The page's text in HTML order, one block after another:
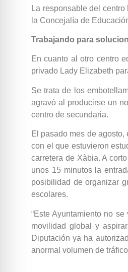
La responsable del
la Concejalía de
Trabajando para
En cuanto al otro centro
privado Lady Elizabeth
Se trata de los
agravó al producirse un
centro de secundaria.
El pasado mes de
con el que estuvieron
carretera de Xàbia. A
unos 15 minutos la
posibilidad de organizar
escolares.
“Este Ayuntamiento no
movilidad global y
Diputación ya ha
anormal volumen de